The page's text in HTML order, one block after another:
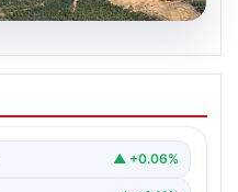
yangını
▲ +0.06%